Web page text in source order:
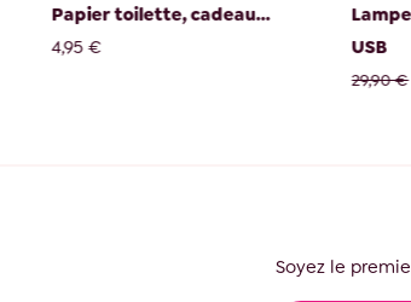
Papier toilette, cadeau...
4,95 €
USB
29,90 €
Soyez le